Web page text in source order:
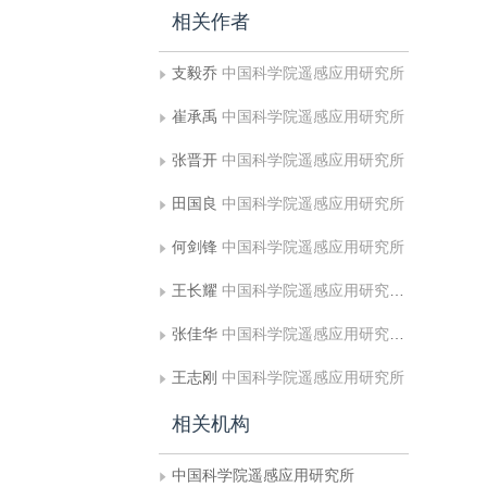
相关作者
支毅乔 中国科学院遥感应用研究所
崔承禹 中国科学院遥感应用研究所
张晋开 中国科学院遥感应用研究所
田国良 中国科学院遥感应用研究所
何剑锋 中国科学院遥感应用研究所
王长耀 中国科学院遥感应用研究所全球室
张佳华 中国科学院遥感应用研究所全球室
王志刚 中国科学院遥感应用研究所
相关机构
中国科学院遥感应用研究所